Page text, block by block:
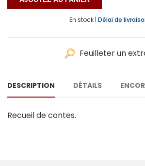
En stock | Délai de
Feuilleter un
DESCRIPTION DÉTAILS
Recueil de contes.